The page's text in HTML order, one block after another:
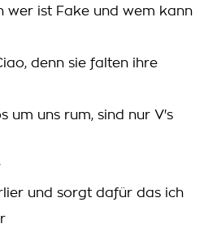
wer ist Fake und wem kann
denn sie falten ihre
um uns rum, sind nur V's
und sorgt dafür das ich